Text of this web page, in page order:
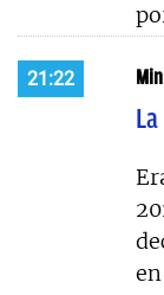
21:22